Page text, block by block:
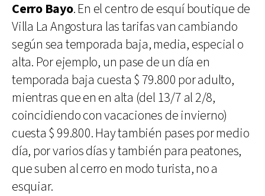
Cerro Bayo. En el centro de esquí boutique de
Villa La Angostura las tarifas van cambiando
según sea temporada baja, media, especial o
alta. Por ejemplo, un pase de un día en
temporada baja cuesta $ 79.800 por adulto,
mientras que en en alta (del 13/7 al 2/8,
coincidiendo con vacaciones de invierno)
cuesta $ 99.800. Hay también pases por medio
día, por varios días y también para peatones,
que suben al cerro en modo turista, no a
esquiar.